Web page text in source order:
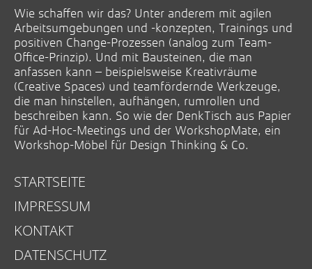
Wie schaffen wir das? Unter anderem mit agilen
Arbeitsumgebungen und -konzepten, Trainings und
positiven Change-Prozessen (analog zum Team-
Office-Prinzip). Und mit Bausteinen, die man
anfassen kann – beispielsweise Kreativräume
(Creative Spaces) und teamfördernde Werkzeuge,
die man hinstellen, aufhängen, rumrollen und
beschreiben kann. So wie der DenkTisch aus Papier
für Ad-Hoc-Meetings und der WorkshopMate, ein
Workshop-Möbel für Design Thinking & Co.
STARTSEITE
IMPRESSUM
KONTAKT
DATENSCHUTZ